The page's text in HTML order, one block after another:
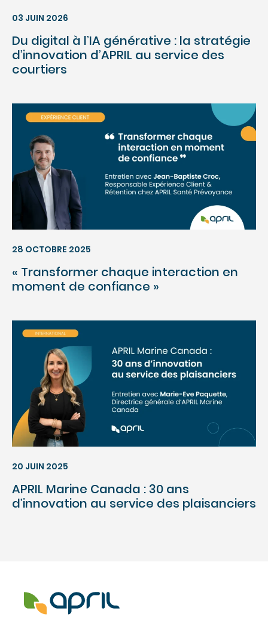
03 JUIN 2026
Du digital à l’IA générative : la stratégie
d’innovation d’APRIL au service des
courtiers
28 OCTOBRE 2025
« Transformer chaque interaction en
moment de confiance »
20 JUIN 2025
APRIL Marine Canada : 30 ans
d’innovation au service des plaisanciers